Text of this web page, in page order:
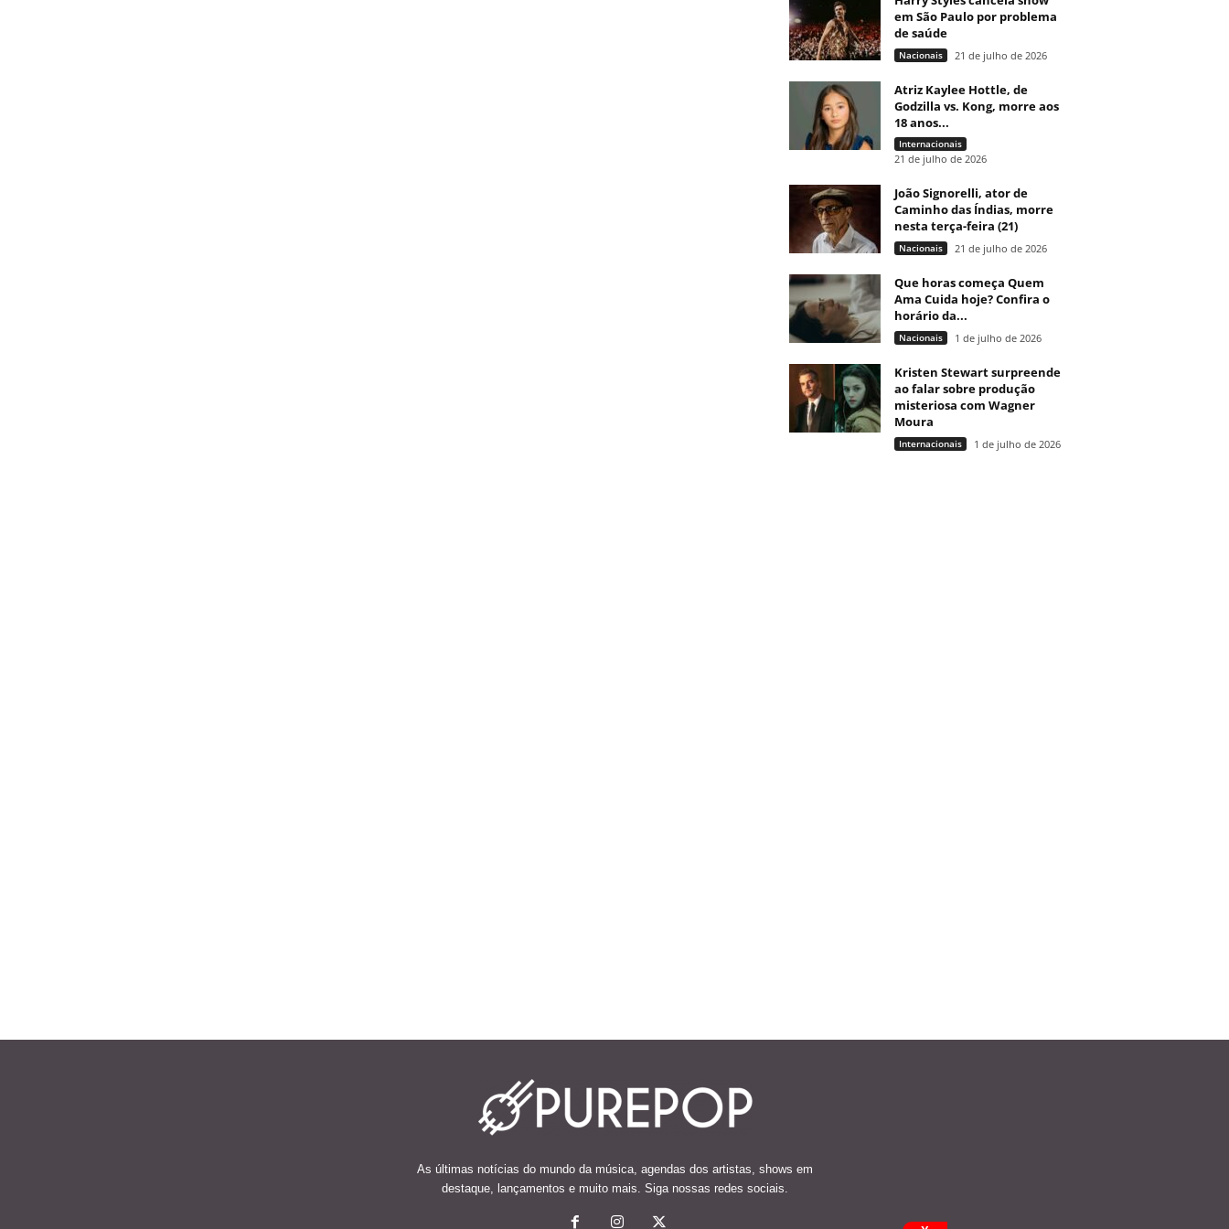
em São Paulo por problema
de saúde
Nacionais 21 de julho de 2026
Atriz Kaylee Hottle, de
Godzilla vs. Kong, morre aos
18 anos...
Internacionais
21 de julho de 2026
João Signorelli, ator de
Caminho das Índias, morre
nesta terça-feira (21)
Nacionais 21 de julho de 2026
Que horas começa Quem
Ama Cuida hoje? Confira o
horário da...
Nacionais 1 de julho de 2026
Kristen Stewart surpreende
ao falar sobre produção
misteriosa com Wagner
Moura
Internacionais 1 de julho de 2026
As últimas notícias do mundo da música, agendas dos artistas, shows em
destaque, lançamentos e muito mais. Siga nossas redes sociais.